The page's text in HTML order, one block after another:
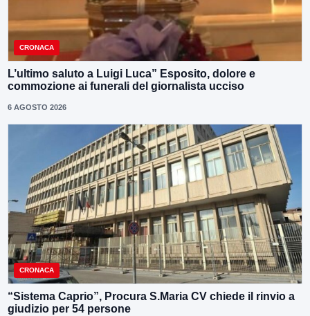
CRONACA
L’ultimo saluto a Luigi Luca” Esposito, dolore e
commozione ai funerali del giornalista ucciso
6 AGOSTO 2026
CRONACA
“Sistema Caprio”, Procura S.Maria CV chiede il rinvio a
giudizio per 54 persone